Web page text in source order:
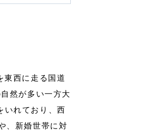
東西に走る国道
然が多い一方大
いれており、西
、新婚世帯に対